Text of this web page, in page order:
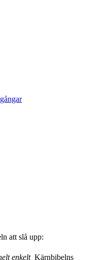
att slå upp:
enkelt Kärnbibelns